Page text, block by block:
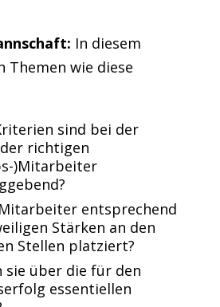
In diesem
Themen wie diese
sind bei der
richtigen
)Mitarbeiter
entsprechend
Stärken an den
Stellen platziert?
sie über die für den
essentiellen